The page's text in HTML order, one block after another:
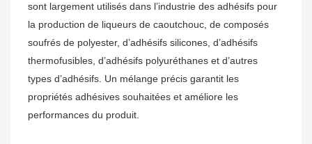
sont largement utilisés dans l’industrie des adhésifs pour
la production de liqueurs de caoutchouc, de composés
soufrés de polyester, d’adhésifs silicones, d’adhésifs
thermofusibles, d’adhésifs polyuréthanes et d’autres
types d’adhésifs. Un mélange précis garantit les
propriétés adhésives souhaitées et améliore les
performances du produit.